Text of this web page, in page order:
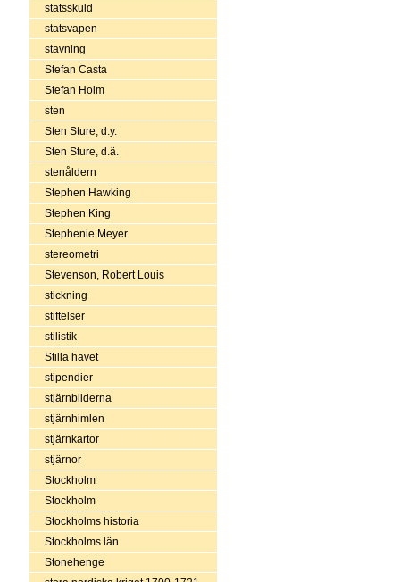
statsskuld
statsvapen
stavning
Stefan Casta
Stefan Holm
sten
Sten Sture, d.y.
Sten Sture, d.ä.
stenåldern
Stephen Hawking
Stephen King
Stephenie Meyer
stereometri
Stevenson, Robert Louis
stickning
stiftelser
stilistik
Stilla havet
stipendier
stjärnbilderna
stjärnhimlen
stjärnkartor
stjärnor
Stockholm
Stockholm
Stockholms historia
Stockholms län
Stonehenge